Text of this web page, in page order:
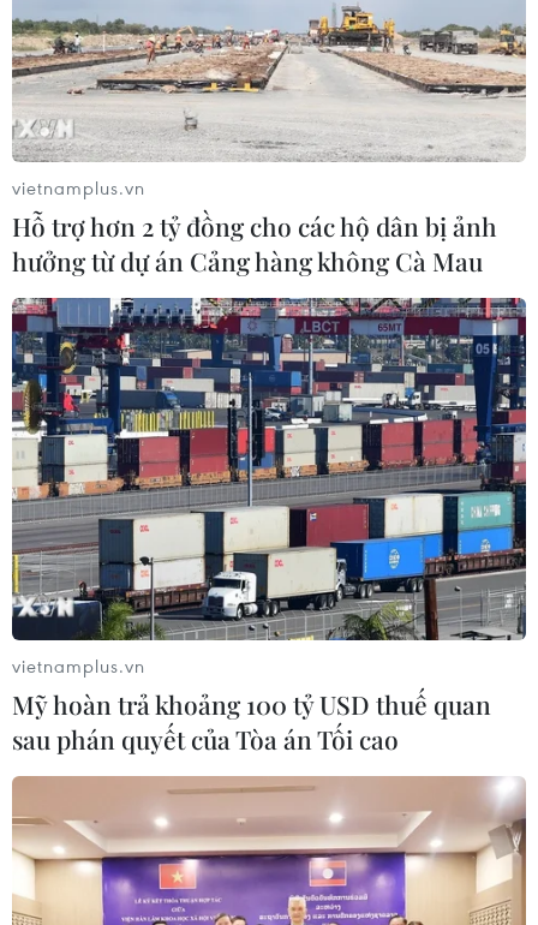
vietnamplus.vn
Hỗ trợ hơn 2 tỷ đồng cho các hộ dân bị ảnh
hưởng từ dự án Cảng hàng không Cà Mau
vietnamplus.vn
Mỹ hoàn trả khoảng 100 tỷ USD thuế quan
sau phán quyết của Tòa án Tối cao